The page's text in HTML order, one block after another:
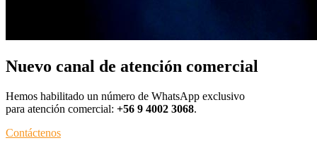
Nuevo canal de atención comercial
Hemos habilitado un número de WhatsApp exclusivo
para atención comercial: +56 9 4002 3068.
Contáctenos